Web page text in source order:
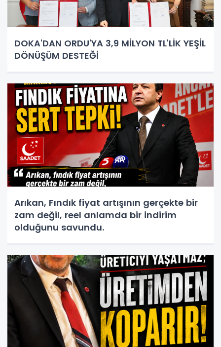
DOKA'DAN ORDU'YA 3,9 MİLYON TL'LİK YEŞİL
DÖNÜŞÜM DESTEĞİ
Arıkan, Fındık fiyat artışının gerçekte bir
zam değil, reel anlamda bir indirim
olduğunu savundu.